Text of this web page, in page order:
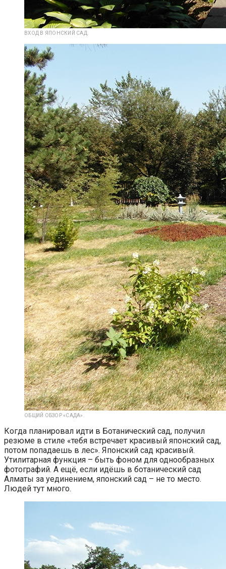
ВХОД В ЯПОНСКИЙ САД.
ОБЩИЙ ОБЗОР «САДА».
Когда планировал идти в Ботанический сад, получил
резюме в стиле «тебя встречает красивый японский сад,
потом попадаешь в лес». Японский сад красивый.
Утилитарная функция – быть фоном для однообразных
фотографий. А ещё, если идёшь в ботанический сад
Алматы за уединением, японский сад – не то место.
Людей тут много.